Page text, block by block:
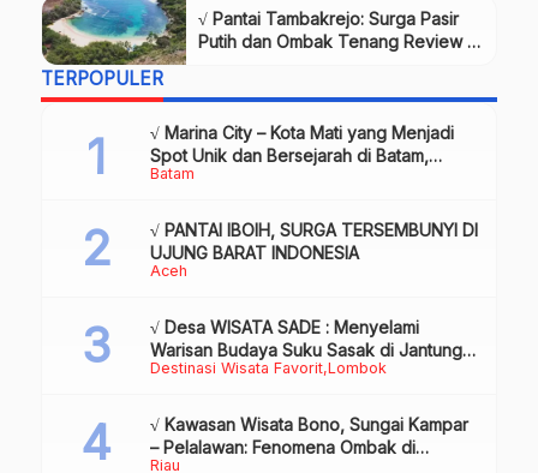
√ Pantai Tambakrejo: Surga Pasir
Putih dan Ombak Tenang Review &
TERPOPULER
Batam
√ Marina City – Kota Mati yang Menjadi
Spot Unik dan Bersejarah di Batam,
Review & Info
Aceh
√ PANTAI IBOIH, SURGA TERSEMBUNYI DI
UJUNG BARAT INDONESIA
Destinasi Wisata Favorit Lombok
√ Desa WISATA SADE : Menyelami
Warisan Budaya Suku Sasak di Jantung
Lombok
Riau
√ Kawasan Wisata Bono, Sungai Kampar
– Pelalawan: Fenomena Ombak di